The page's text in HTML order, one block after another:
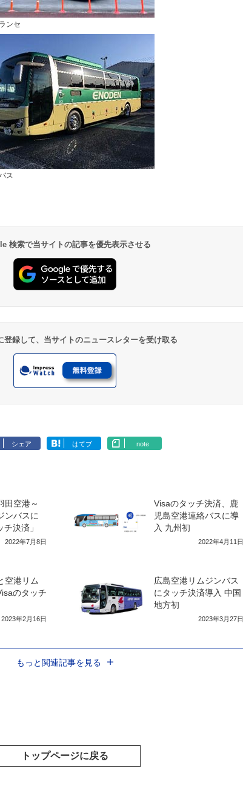
ンセ
ス
検索で当サイトの記事を優先表示させる
登録して、当サイトのニュースレターを受け取る
シェア はてブ note
田空港～
ンバスに
チ決済」
2022年7月8日
Visaのタッチ決済、鹿
児島空港連絡バスに導
入 九州初
2022年4月11日
空港リム
のタッチ
2023年2月16日
広島空港リムジンバス
にタッチ決済導入 中国
地方初
2023年3月27日
もっと関連記事を見る
トップページに戻る